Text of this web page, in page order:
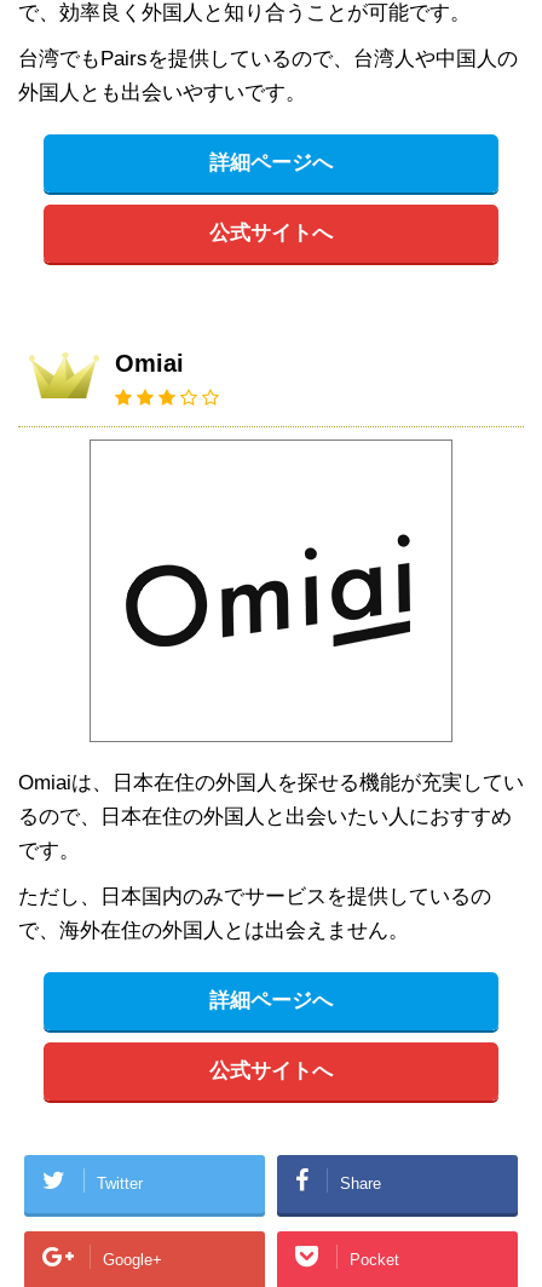
で、効率良く外国人と知り合うことが可能です。
台湾でもPairsを提供しているので、台湾人や中国人の
外国人とも出会いやすいです。
詳細ページへ
公式サイトへ
Omiai
Omiaiは、日本在住の外国人を探せる機能が充実してい
るので、日本在住の外国人と出会いたい人におすすめ
です。
ただし、日本国内のみでサービスを提供しているの
で、海外在住の外国人とは出会えません。
詳細ページへ
公式サイトへ
Twitter Share
Google+ Pocket